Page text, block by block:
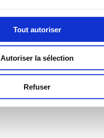
Tout autoriser
Autoriser la sélection
Refuser